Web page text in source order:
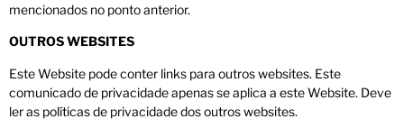
mencionados no ponto anterior.
OUTROS WEBSITES
Este Website pode conter links para outros websites. Este
comunicado de privacidade apenas se aplica a este Website. Deve
ler as políticas de privacidade dos outros websites.